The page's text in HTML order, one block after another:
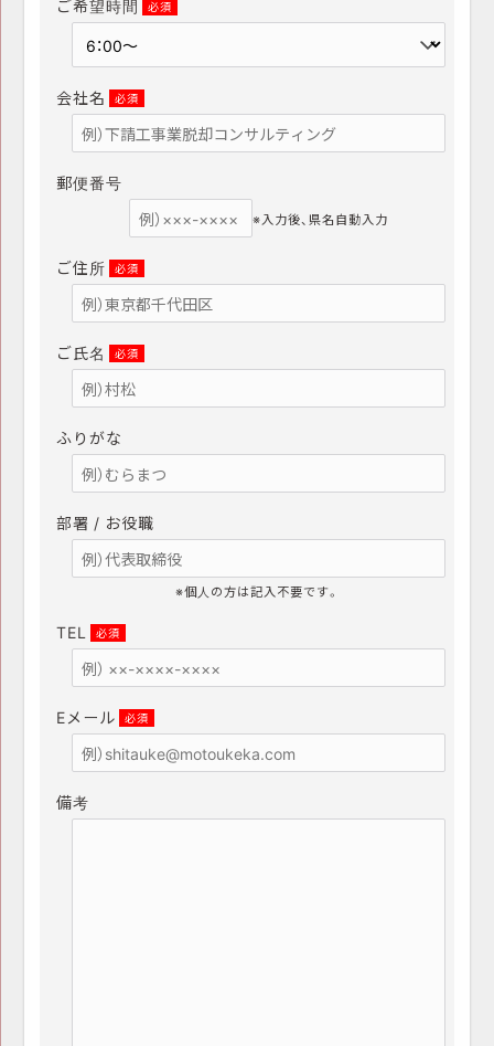
ご希望時間 必須
会社名 必須
郵便番号
※入力後、県名自動入力
ご住所 必須
ご氏名 必須
ふりがな
部署 / お役職
※個人の方は記入不要です。
TEL 必須
Eメール 必須
備考